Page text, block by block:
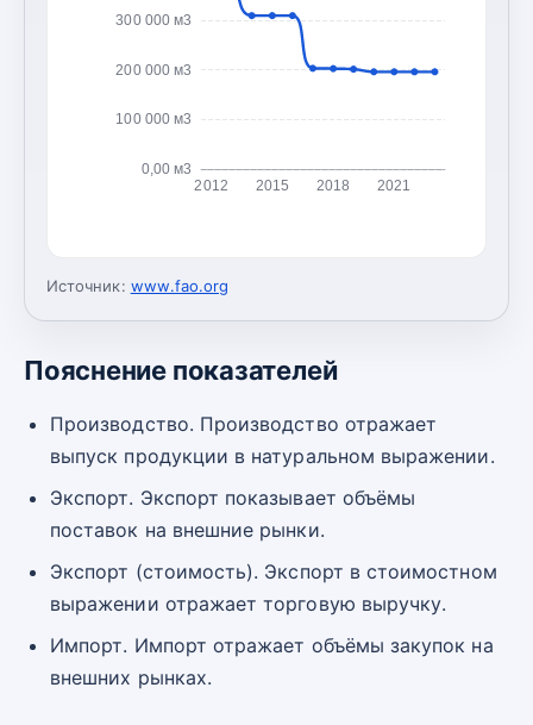
0,00 м3
100 000 м3
200 000 м3
300 000 м3
2012 2015 2018 2021
Источник: www.fao.org
Пояснение показателей
Производство. Производство отражает
выпуск продукции в натуральном выражении.
Экспорт. Экспорт показывает объёмы
поставок на внешние рынки.
Экспорт (стоимость). Экспорт в стоимостном
выражении отражает торговую выручку.
Импорт. Импорт отражает объёмы закупок на
внешних рынках.